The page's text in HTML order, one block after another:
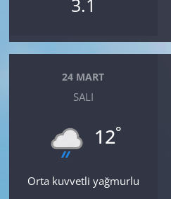
3.1
24 MART
SALI
12°
Orta kuvvetli yağmurlu